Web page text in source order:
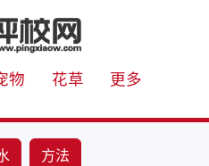
物 花草 更多
方法